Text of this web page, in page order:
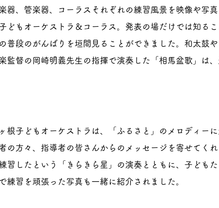
器、管楽器、コーラスそれぞれの練習風景を映像や写
どもオーケストラ＆コーラス。発表の場だけでは知る
普段のがんばりを垣間見ることができました。和太鼓
監督の岡崎明義先生の指揮で演奏した「相馬盆歌」は、
根子どもオーケストラは、「ふるさと」のメロディー
の方々、指導者の皆さんからのメッセージを寄せてく
習したという「きらきら星」の演奏とともに、子ども
練習を頑張った写真も一緒に紹介されました。